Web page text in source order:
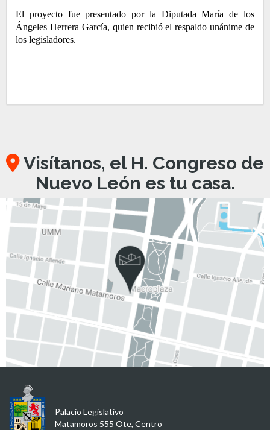
El proyecto fue presentado por la Diputada María de los
Ángeles Herrera García, quien recibió el respaldo unánime de
los legisladores.
Visítanos, el H. Congreso de
Nuevo León es tu casa.
Palacio Legislativo
Matamoros 555 Ote, Centro